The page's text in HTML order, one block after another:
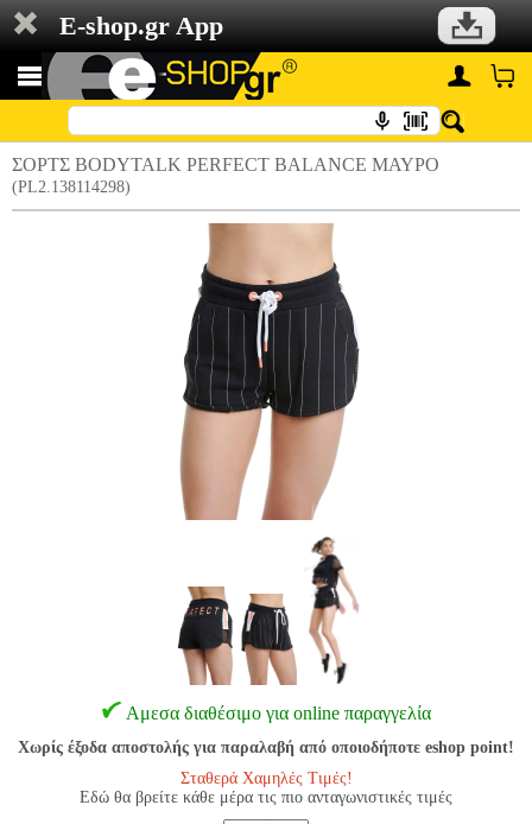
E-shop.gr App
ΣΟΡΤΣ BODYTALK PERFECT BALANCE ΜΑΥΡΟ
(PL2.138114298)
Αμεσα διαθέσιμο για online παραγγελία
Χωρίς έξοδα αποστολής για παραλαβή από οποιοδήποτε eshop point!
Σταθερά Χαμηλές Τιμές!
Εδώ θα βρείτε κάθε μέρα τις πιο ανταγωνιστικές τιμές